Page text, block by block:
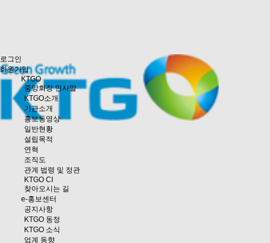
로그인
회원가입
KTGO
중앙회장 인사말
KTGO소개
기관소개
홍보동영상
일반현황
설립목적
연혁
조직도
관계 법령 및 정관
KTGO CI
찾아오시는 길
e-홍보센터
공지사항
KTGO 동정
KTGO 소식
업계 동향